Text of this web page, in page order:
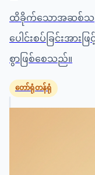
ထိခိုက်သောအဆစ်သည်
ပေါင်းစပ်ခြင်းအား
စွာဖြစ်စေသည်။
တော်ရုံတန်ရုံ